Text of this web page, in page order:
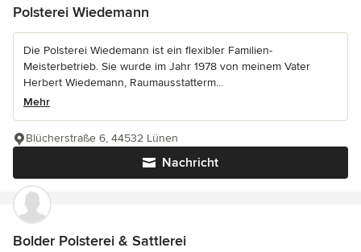
Polsterei Wiedemann
Die Polsterei Wiedemann ist ein flexibler Familien-
Meisterbetrieb. Sie wurde im Jahr 1978 von meinem Vater
Herbert Wiedemann, Raumausstatterm...
Mehr
Nachricht
Blücherstraße 6, 44532 Lünen
Bolder Polsterei & Sattlerei